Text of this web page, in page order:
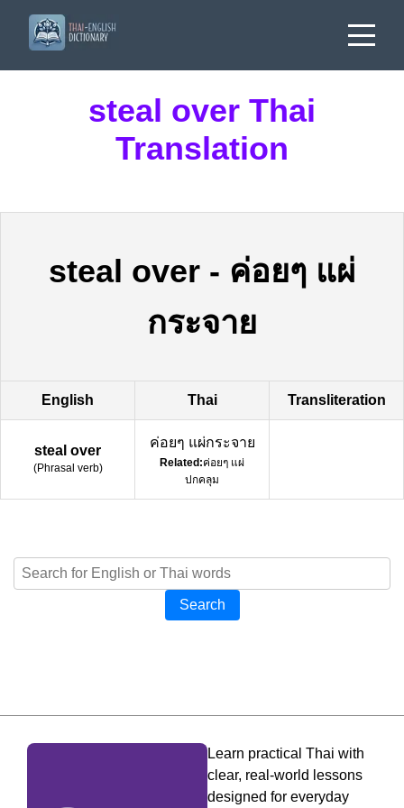
steal over Thai
Translation
steal over - ค่อยๆ แผ่
กระจาย
English Thai Transliteration
steal over
(Phrasal verb)
ค่อยๆ แผ่กระจาย
Related:ค่อยๆ แผ่
ปกคลุม
Search
Learn practical Thai with
clear, real-world lessons
designed for everyday